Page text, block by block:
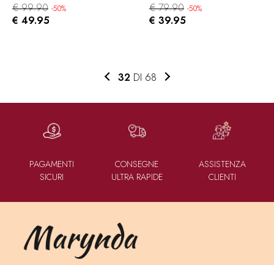
€ 99.90 -50%
€ 49.95
€ 79.90 -50%
€ 39.95
32DI 68
PAGAMENTI
SICURI
CONSEGNE
ULTRA RAPIDE
ASSISTENZA
CLIENTI